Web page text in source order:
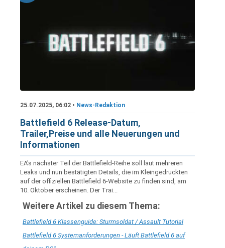
25.07.2025, 06:02 • News-Redaktion
Battlefield 6 Release-Datum,
Trailer,Preise und alle Neuerungen und
Informationen
EA's nächster Teil der Battlefield-Reihe soll laut mehreren
Leaks und nun bestätigten Details, die im Kleingedruckten
auf der offiziellen Battlefield 6-Website zu finden sind, am
10. Oktober erscheinen. Der Trai...
Weitere Artikel zu diesem Thema:
Battlefield 6 Klassenguide: Sturmsoldat / Assault Tutorial
Battlefield 6 Systemanforderungen - Läuft Battlefield 6 auf